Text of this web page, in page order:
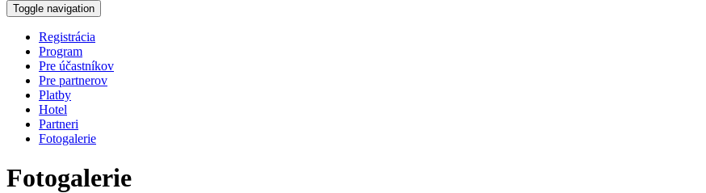
Toggle navigation
Registrácia
Program
Pre účastníkov
Pre partnerov
Platby
Hotel
Partneri
Fotogalerie
Fotogalerie